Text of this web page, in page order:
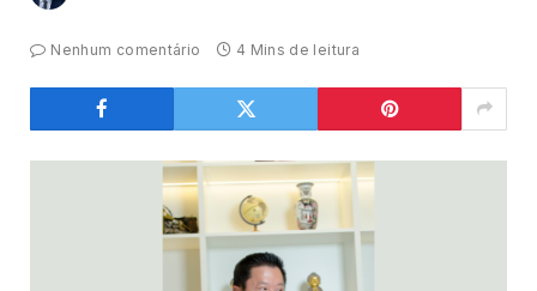
Nenhum comentário 4 Mins de leitura